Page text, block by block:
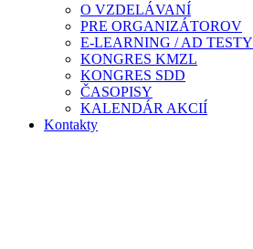
O VZDELÁVANÍ
PRE ORGANIZÁTOROV
E-LEARNING / AD TESTY
KONGRES KMZL
KONGRES SDD
ČASOPISY
KALENDÁR AKCIÍ
Kontakty